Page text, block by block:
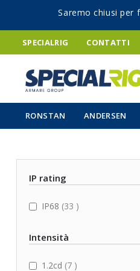
Saremo chiusi per
SPECIALRIG CONTATTI
RONSTAN ANDERSEN
IP rating
IP68 33 items
Intensità
1.2cd 7 items